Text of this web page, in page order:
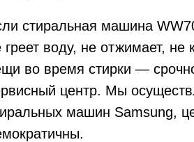
стиральная машина
греет воду, не отжимает, не
во время стирки —
центр. Мы
машин Samsung,